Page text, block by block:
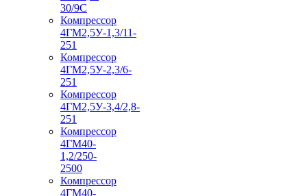
30/9С
Компрессор
4ГМ2,5У-1,3/11-
251
Компрессор
4ГМ2,5У-2,3/6-
251
Компрессор
4ГМ2,5У-3,4/2,8-
251
Компрессор
4ГМ40-
1,2/250-
2500
Компрессор
4ГМ40-